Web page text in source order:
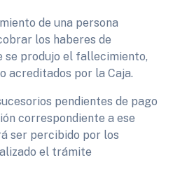
de una persona
los haberes de
se produjo el fallecimiento,
acreditados por la Caja.
pendientes de pago
correspondiente a ese
ser percibido por los
el trámite